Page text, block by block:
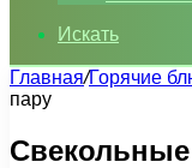
Искать
Главная/Горячие
пару